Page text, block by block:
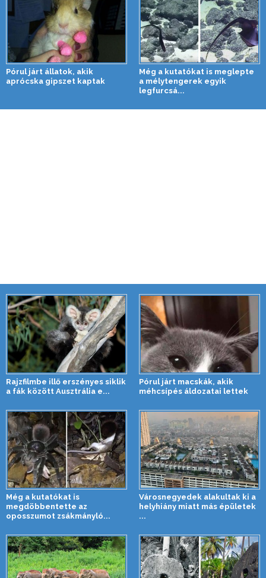
Pórul járt állatok, akik
aprócska gipszet kaptak
Még a kutatókat is meglepte
a mélytengerek egyik
legfurcsá...
Rajzfilmbe illő erszényes siklik
a fák között Ausztrália e...
Pórul járt macskák, akik
méhcsípés áldozatai lettek
Még a kutatókat is
megdöbbentette az
oposszumot zsákmányló...
Városnegyedek alakultak ki a
helyhiány miatt más épületek
...